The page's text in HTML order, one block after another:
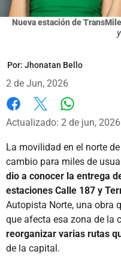
Nueva estación de
Por: Jhonatan Bello
2 de Jun, 2026
Facebook
X
Actualizado: 2 de jun, 2026
La movilidad en el norte
cambio para miles de
dio a conocer la entrega
estaciones Calle 187 y
Autopista Norte, una obra
que afecta esa zona de la
reorganizar varias rutas
de la capital.